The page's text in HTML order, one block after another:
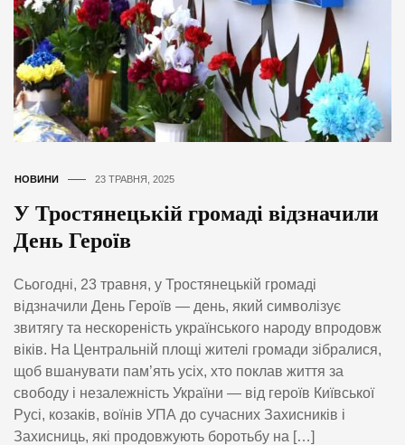
НОВИНИ 23 ТРАВНЯ, 2025
У Тростянецькій громаді відзначили
День Героїв
Сьогодні, 23 травня, у Тростянецькій громаді
відзначили День Героїв — день, який символізує
звитягу та нескореність українського народу впродовж
віків. На Центральній площі жителі громади зібралися,
щоб вшанувати пам’ять усіх, хто поклав життя за
свободу і незалежність України — від героїв Київської
Русі, козаків, воїнів УПА до сучасних Захисників і
Захисниць, які продовжують боротьбу на […]